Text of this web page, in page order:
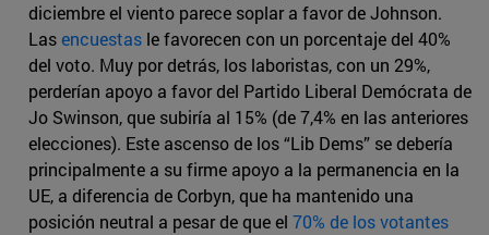
diciembre el viento parece soplar a favor de Johnson.
Lasencuestas le favorecen con un porcentaje del 40%
del voto. Muy por detrás, los laboristas, con un 29%,
perderían apoyo a favor del Partido Liberal Demócrata de
Jo Swinson, que subiría al 15% (de 7,4% en las anteriores
elecciones). Este ascenso de los “Lib Dems” se debería
principalmente a su firme apoyo a la permanencia en la
UE, a diferencia de Corbyn, que ha mantenido una
posición neutral a pesar de que el 70% de los votantes